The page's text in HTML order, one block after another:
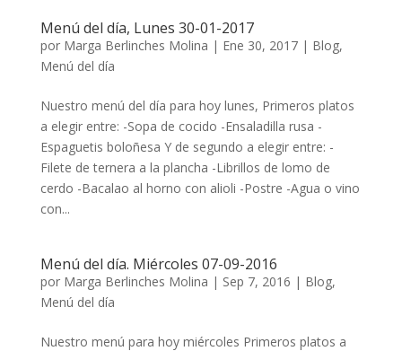
Menú del día, Lunes 30-01-2017
por Marga Berlinches Molina | Ene 30, 2017| Blog,
Menú del día
Nuestro menú del día para hoy lunes, Primeros platos
a elegir entre: -Sopa de cocido -Ensaladilla rusa -
Espaguetis boloñesa Y de segundo a elegir entre: -
Filete de ternera a la plancha -Librillos de lomo de
cerdo -Bacalao al horno con alioli -Postre -Agua o vino
con...
Menú del día. Miércoles 07-09-2016
por Marga Berlinches Molina | Sep 7, 2016 | Blog,
Menú del día
Nuestro menú para hoy miércoles Primeros platos a